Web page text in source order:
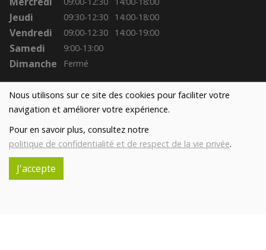
Nous utilisons sur ce site des cookies pour faciliter votre
navigation et améliorer votre expérience.
Pour en savoir plus, consultez notre
politique de confidentialité et de respect de la vie privée.
J'accepte
Jeudi 09:30-12:30 14:00-18:00
Vendredi 09:00-12:30 14:00-19:00
Samedi 9:00-13:00
Dimanche Fermé